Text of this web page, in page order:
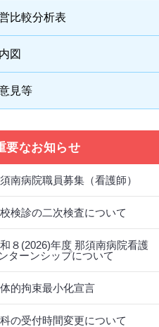
比較分析表
図
見等
要なお知らせ
南病院職員募集（看護師）
検診の二次検査について
８(2026)年度 那須南病院看護
ターンシップについて
的拘束最小化宣言
の受付時間変更について